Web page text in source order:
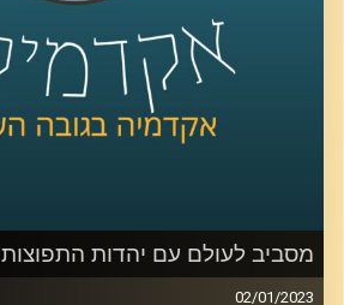
מסביב לעולם עם יהדות התפוצות
02/01/2023